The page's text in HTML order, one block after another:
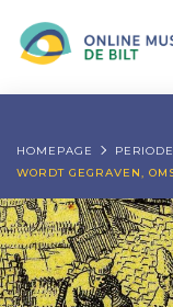
HOMEPAGE
WORDT GEGRAVEN,